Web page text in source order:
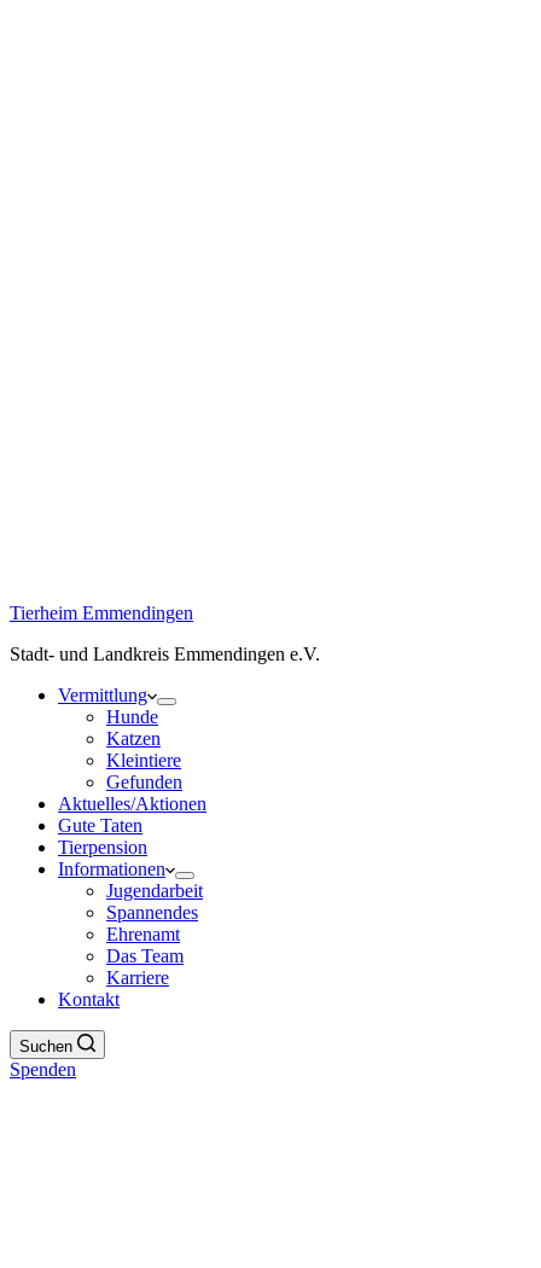
Tierheim Emmendingen
Stadt- und Landkreis Emmendingen e.V.
Vermittlung
Hunde
Katzen
Kleintiere
Gefunden
Aktuelles/Aktionen
Gute Taten
Tierpension
Informationen
Jugendarbeit
Spannendes
Ehrenamt
Das Team
Karriere
Kontakt
Suchen
Spenden